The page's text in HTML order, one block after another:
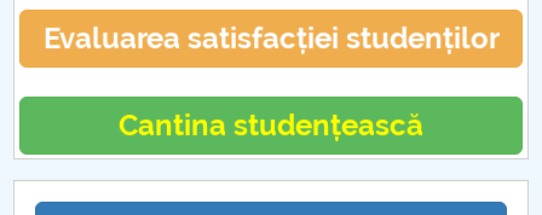
Evaluarea satisfacției studenților
Cantina studențească